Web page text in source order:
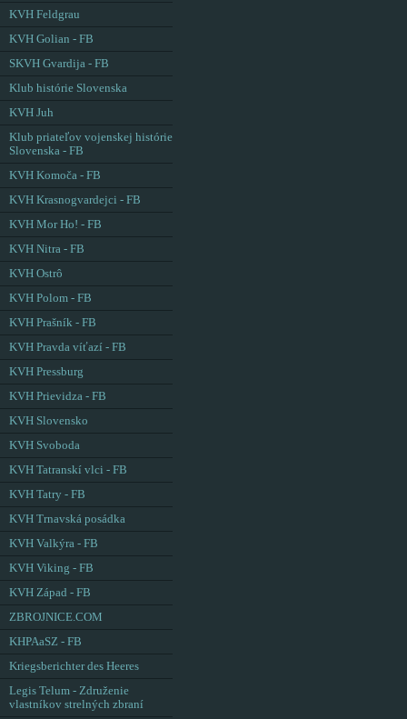
KVH Feldgrau
KVH Golian - FB
SKVH Gvardija - FB
Klub histórie Slovenska
KVH Juh
Klub priateľov vojenskej histórie
Slovenska - FB
KVH Komoča - FB
KVH Krasnogvardejci - FB
KVH Mor Ho! - FB
KVH Nitra - FB
KVH Ostrô
KVH Polom - FB
KVH Prašník - FB
KVH Pravda víťazí - FB
KVH Pressburg
KVH Prievidza - FB
KVH Slovensko
KVH Svoboda
KVH Tatranskí vlci - FB
KVH Tatry - FB
KVH Trnavská posádka
KVH Valkýra - FB
KVH Viking - FB
KVH Západ - FB
ZBROJNICE.COM
KHPAaSZ - FB
Kriegsberichter des Heeres
Legis Telum - Združenie
vlastníkov strelných zbraní